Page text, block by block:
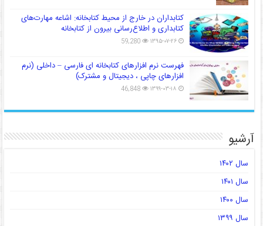
کتابداران در خارج از محیط کتابخانه: اشاعه مهارت‌های
کتابداری و اطلاع‌رسانی بیرون از کتابخانه
۱۳۹۵-۰۷-۲۶ 59,280
فهرست نرم افزارهای کتابخانه ای فارسی – داخلی (نرم
افزارهای چاپی ، دیجیتال و مشترک)
۱۳۹۹-۰۳-۱۸ 46,848
آرشیو
سال ۱۴۰۲
سال ۱۴۰۱
سال ۱۴۰۰
سال ۱۳۹۹